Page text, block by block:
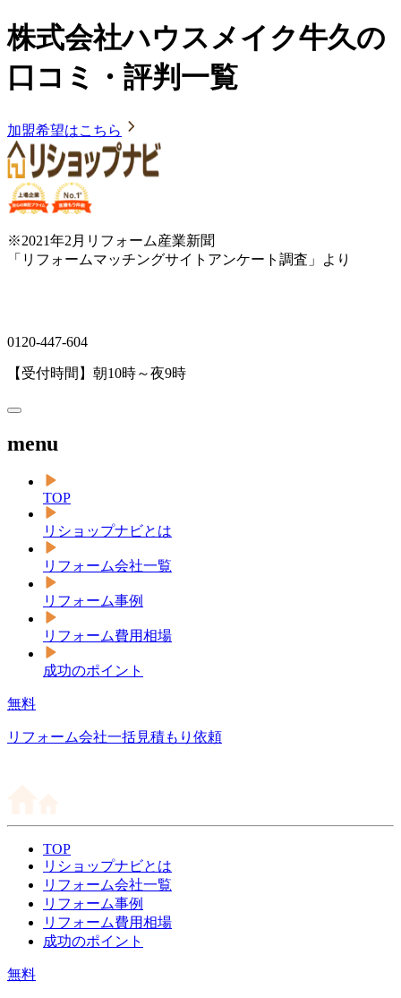
株式会社ハウスメイク牛久の
口コミ・評判一覧
加盟希望はこちら
※2021年2月リフォーム産業新聞
「リフォームマッチングサイトアンケート調査」より
0120-447-604
【受付時間】朝10時～夜9時
menu
TOP
リショップナビとは
リフォーム会社一覧
リフォーム事例
リフォーム費用相場
成功のポイント
無料
リフォーム会社一括見積もり依頼
TOP
リショップナビとは
リフォーム会社一覧
リフォーム事例
リフォーム費用相場
成功のポイント
無料